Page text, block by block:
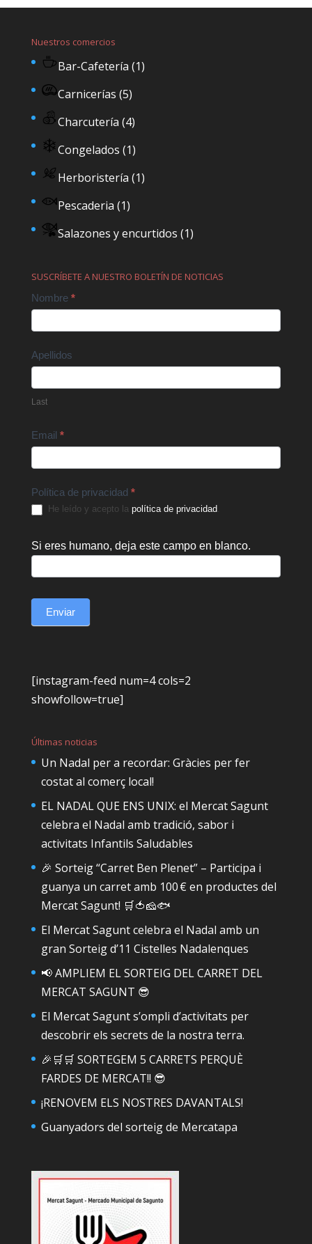
Nuestros comercios
Bar-Cafetería (1)
Carnicerías (5)
Charcutería (4)
Congelados (1)
Herboristería (1)
Pescaderia (1)
Salazones y encurtidos (1)
SUSCRÍBETE A NUESTRO BOLETÍN DE NOTICIAS
Contact
Nombre *
Apellidos
Last
Email *
Política de privacidad *
He leído y acepto la política de privacidad.
Si eres humano, deja este campo en blanco.
Enviar
[instagram-feed num=4 cols=2
showfollow=true]
Últimas noticias
Un Nadal per a recordar: Gràcies per fer
costat al comerç local!
EL NADAL QUE ENS UNIX: el Mercat Sagunt
celebra el Nadal amb tradició, sabor i
activitats Infantils Saludables
🎉 Sorteig “Carret Ben Plenet” – Participa i
guanya un carret amb 100 € en productes del
Mercat Sagunt! 🛒🍅🧀🐟
El Mercat Sagunt celebra el Nadal amb un
gran Sorteig d’11 Cistelles Nadalenques
📢 AMPLIEM EL SORTEIG DEL CARRET DEL
MERCAT SAGUNT 😎
El Mercat Sagunt s’ompli d’activitats per
descobrir els secrets de la nostra terra.
🎉🛒🛒 SORTEGEM 5 CARRETS PERQUÈ
FARDES DE MERCAT!! 😎
¡RENOVEM ELS NOSTRES DAVANTALS!
Guanyadors del sorteig de Mercatapa